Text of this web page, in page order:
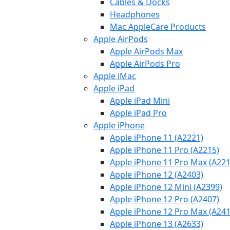
Headphones
Mac AppleCare Products
Apple AirPods
Apple AirPods Max
Apple AirPods Pro
Apple iMac
Apple iPad
Apple iPad Mini
Apple iPad Pro
Apple iPhone
Apple iPhone 11 (A2221)
Apple iPhone 11 Pro (A2215)
Apple iPhone 11 Pro Max
Apple iPhone 12 (A2403)
Apple iPhone 12 Mini (A2399)
Apple iPhone 12 Pro (A2407)
Apple iPhone 12 Pro Max
Apple iPhone 13 (A2633)